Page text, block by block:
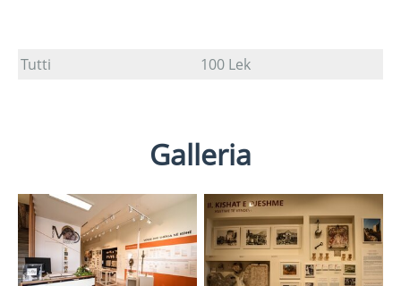
Tutti 100 Lek
Galleria